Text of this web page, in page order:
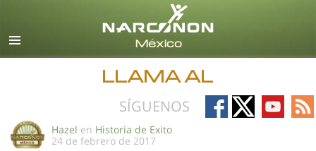
Español
Todas las Regiones/Idiomas
LLAMA AL
SÍGUENOS
Follow
on
Follow
on
Follow
on
on
Hazel en Historia de Exito
24 de febrero de 2017